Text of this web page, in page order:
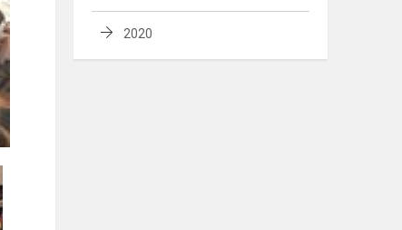
2020